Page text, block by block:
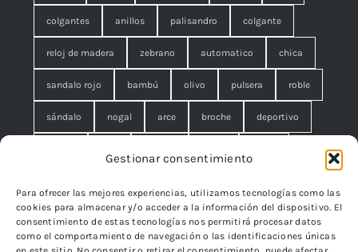
Gestionar consentimiento
Para ofrecer las mejores experiencias, utilizamos tecnologías como las
cookies para almacenar y/o acceder a la información del dispositivo. El
consentimiento de estas tecnologías nos permitirá procesar datos
como el comportamiento de navegación o las identificaciones únicas
colgantes anillos palisandro colgante
reloj de madera zebrano automatico chica
sandalo rojo bambú olivo pulsera roble
sándalo nogal arce broche deportivo
brazalete cuadrado rombo filigrana. broche
cisne edelweiss